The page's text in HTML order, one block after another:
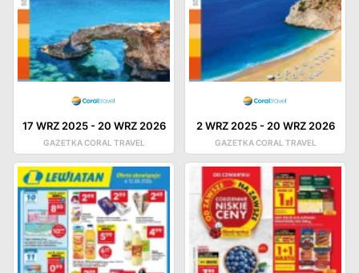
17 WRZ 2025- 20 WRZ 2026
GAZETKA CORAL TRAVEL
2 WRZ 2025- 20 WRZ 2026
GAZETKA CORAL TRAVEL